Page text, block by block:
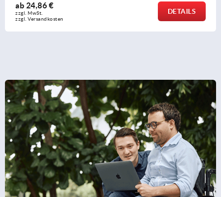
ab18,69 €
zzgl. MwSt.
zzgl. Versandkosten
DETAILS